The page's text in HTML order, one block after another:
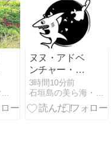
ヌヌ・アドベ
ンチャー・ク
ラブ石垣島Ｎ
ＥＷｓ
3時間10分前